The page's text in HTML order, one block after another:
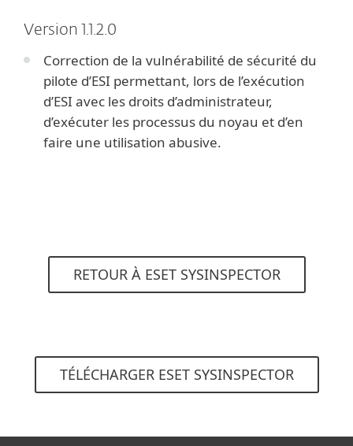
Version 1.1.2.0
Correction de la vulnérabilité de sécurité du
pilote d’ESI permettant, lors de l’exécution
d’ESI avec les droits d’administrateur,
d’exécuter les processus du noyau et d’en
faire une utilisation abusive.
RETOUR À ESET SYSINSPECTOR
TÉLÉCHARGER ESET SYSINSPECTOR